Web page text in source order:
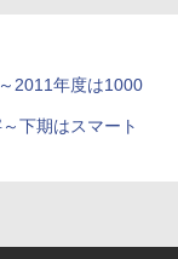
2011年度は1000
下期はスマート